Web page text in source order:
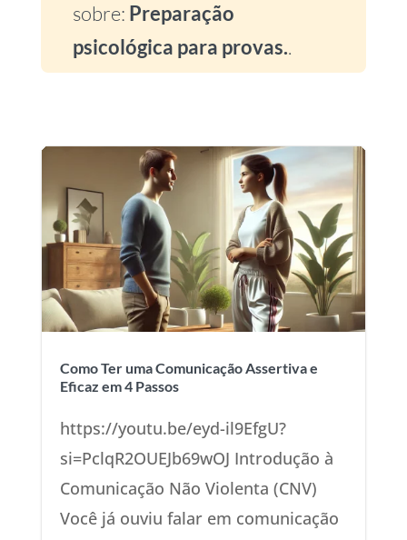
sobre: Preparação
psicológica para provas..
Como Ter uma Comunicação Assertiva e
Eficaz em 4 Passos
https://youtu.be/eyd-il9EfgU?
si=PclqR2OUEJb69wOJ Introdução à
Comunicação Não Violenta (CNV)
Você já ouviu falar em comunicação